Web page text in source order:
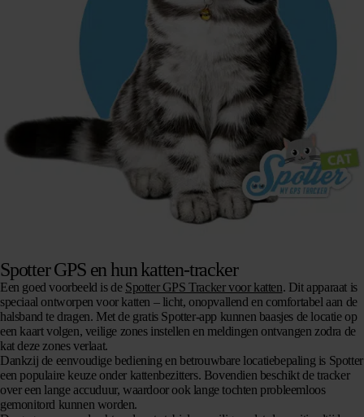
Spotter GPS en hun katten-tracker
Een goed voorbeeld is de Spotter GPS Tracker voor katten. Dit apparaat is
speciaal ontworpen voor katten – licht, onopvallend en comfortabel aan de
halsband te dragen. Met de gratis Spotter-app kunnen baasjes de locatie op
een kaart volgen, veilige zones instellen en meldingen ontvangen zodra de
kat deze zones verlaat.
Dankzij de eenvoudige bediening en betrouwbare locatiebepaling is Spotter
een populaire keuze onder kattenbezitters. Bovendien beschikt de tracker
over een lange accuduur, waardoor ook lange tochten probleemloos
gemonitord kunnen worden.